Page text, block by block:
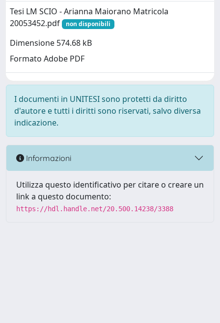
Tesi LM SCIO - Arianna Maiorano Matricola
20053452.pdf
non disponibili
Dimensione 574.68 kB
Formato Adobe PDF
I documenti in UNITESI sono protetti da diritto
d'autore e tutti i diritti sono riservati, salvo diversa
indicazione.
Informazioni
Utilizza questo identificativo per citare o creare un
link a questo documento:
https://hdl.handle.net/20.500.14238/3388